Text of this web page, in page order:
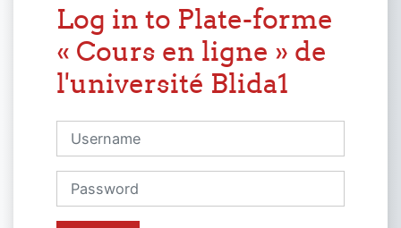
Log in to Plate-forme
« Cours en ligne » de
l'université Blida1
Username
Password